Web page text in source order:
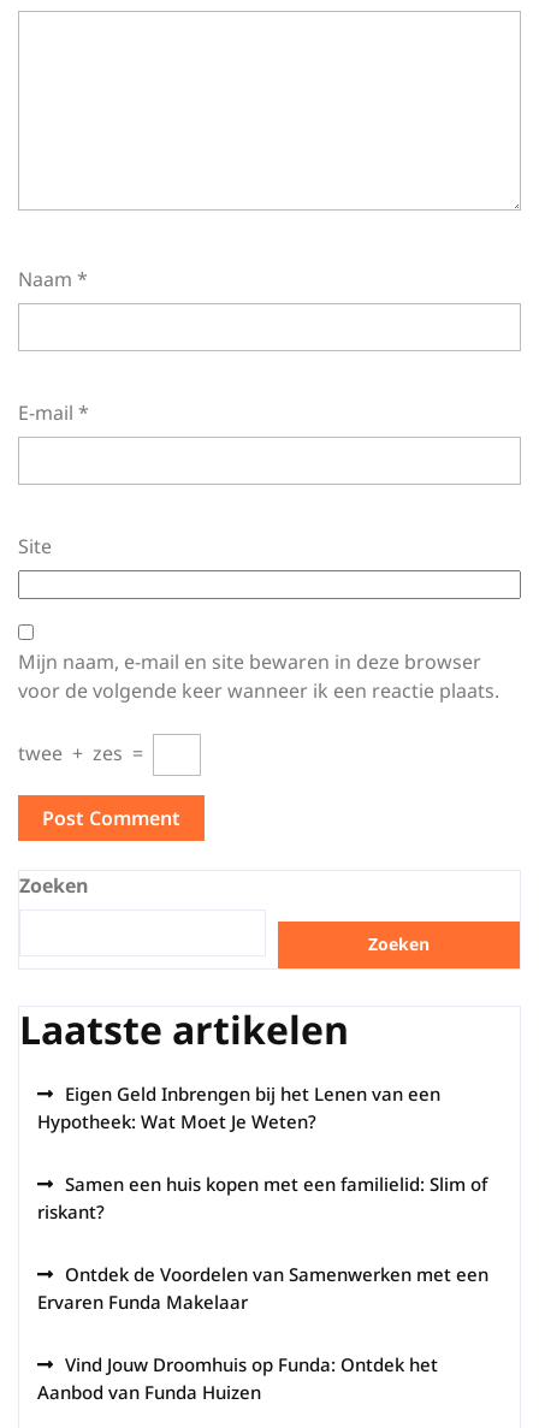
Naam *
E-mail *
Site
Mijn naam, e-mail en site bewaren in deze browser
voor de volgende keer wanneer ik een reactie plaats.
twee + zes =
Zoeken
Zoeken
Laatste artikelen
Eigen Geld Inbrengen bij het Lenen van een
Hypotheek: Wat Moet Je Weten?
Samen een huis kopen met een familielid: Slim of
riskant?
Ontdek de Voordelen van Samenwerken met een
Ervaren Funda Makelaar
Vind Jouw Droomhuis op Funda: Ontdek het
Aanbod van Funda Huizen